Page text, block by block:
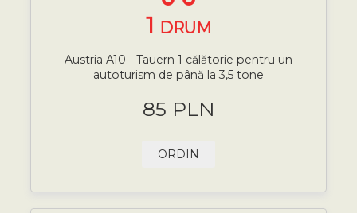
1 DRUM
Austria A10 - Tauern 1 călătorie pentru un
autoturism de până la 3,5 tone
85 PLN
ORDIN